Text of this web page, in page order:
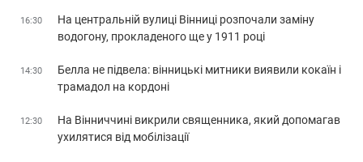
16:30
На центральній вулиці Вінниці розпочали заміну
водогону, прокладеного ще у 1911 році
14:30
Белла не підвела: вінницькі митники виявили кокаїн і
трамадол на кордоні
12:30
На Вінниччині викрили священника, який допомагав
ухилятися від мобілізації